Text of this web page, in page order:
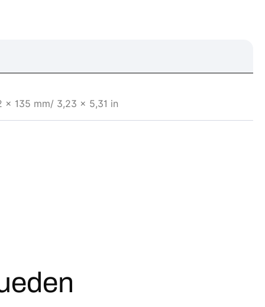
x 135 mm/ 3,23 x 5,31 in